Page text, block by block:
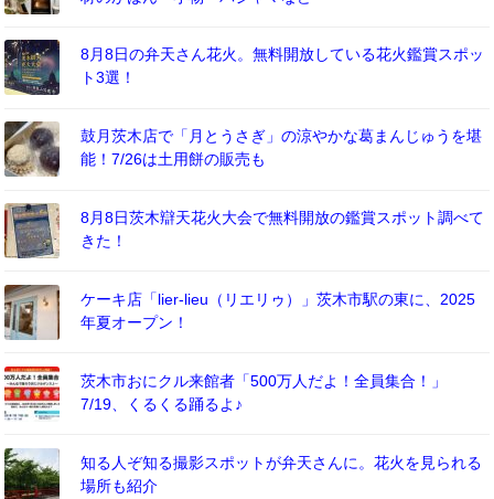
8月8日の弁天さん花火。無料開放している花火鑑賞スポッ
ト3選！
鼓月茨木店で「月とうさぎ」の涼やかな葛まんじゅうを堪
能！7/26は土用餅の販売も
8月8日茨木辯天花火大会で無料開放の鑑賞スポット調べて
きた！
ケーキ店「lier-lieu（リエリゥ）」茨木市駅の東に、2025
年夏オープン！
茨木市おにクル来館者「500万人だよ！全員集合！」
7/19、くるくる踊るよ♪
知る人ぞ知る撮影スポットが弁天さんに。花火を見られる
場所も紹介